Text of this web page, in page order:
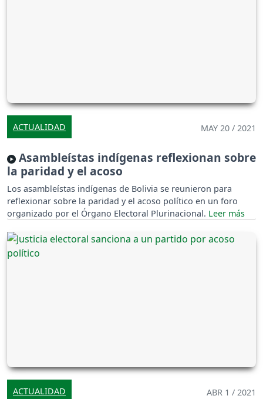
ACTUALIDAD MAY 20 / 2021
Asambleístas indígenas reflexionan sobre
la paridad y el acoso
Los asambleístas indígenas de Bolivia se reunieron para
reflexionar sobre la paridad y el acoso político en un foro
organizado por el Órgano Electoral Plurinacional.
ACTUALIDAD ABR 1 / 2021